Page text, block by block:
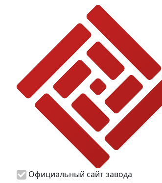
Официальный сайт завода